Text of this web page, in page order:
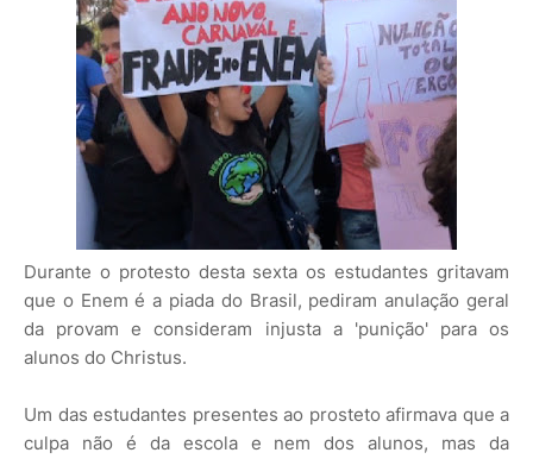
Durante o protesto desta sexta os estudantes gritavam
que o Enem é a piada do Brasil, pediram anulação geral
da provam e consideram injusta a 'punição' para os
alunos do Christus.
Um das estudantes presentes ao prosteto afirmava que a
culpa não é da escola e nem dos alunos, mas da